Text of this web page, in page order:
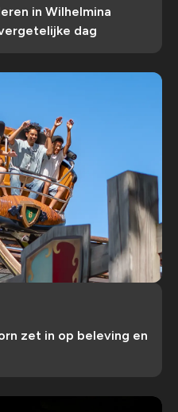
in Wilhelmina
dag
zet in op beleving en